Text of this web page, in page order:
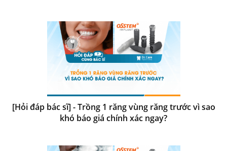
[Hỏi đáp bác sĩ] - Trồng 1 răng vùng răng trước vì sao
khó báo giá chính xác ngay?